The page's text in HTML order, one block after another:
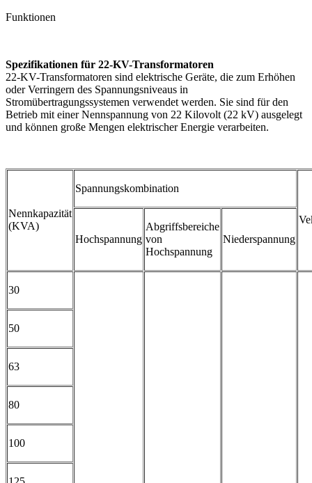
Funktionen
Spezifikationen für 22-KV-Transformatoren
22-KV-Transformatoren sind elektrische Geräte, die zum Erhöhen
oder Verringern des Spannungsniveaus in
Stromübertragungssystemen verwendet werden. Sie sind für den
Betrieb mit einer Nennspannung von 22 Kilovolt (22 kV) ausgelegt
und können große Mengen elektrischer Energie verarbeiten.
Nennkapazität
(KVA)
Spannungskombination
Hochspannung
Abgriffsbereiche
von
Hochspannung
Niederspannung
30
50
63
80
100